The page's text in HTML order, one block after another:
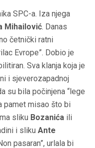
SPC-a. Iza njega
Mihailović. Danas
četnički ratni
Evrope”. Dobio je
Sva klanja koja je
i sjeverozapadnoj
su bila počinjena “lege
pamet misao što bi
sliku Bozanića ili
i sliku Ante
pasaran”, urlala bi